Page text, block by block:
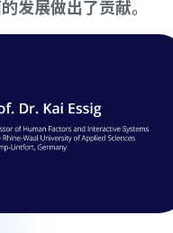
发展做出了贡献。